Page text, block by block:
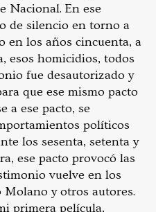
Nacional. En ese
de silencio en torno a
en los años cincuenta, a
esos homicidios, todos
fue desautorizado y
que ese mismo pacto
a ese pacto, se
políticos
los sesenta, setenta y
ese pacto provocó las
vuelve en los
y otros autores.
primera película,